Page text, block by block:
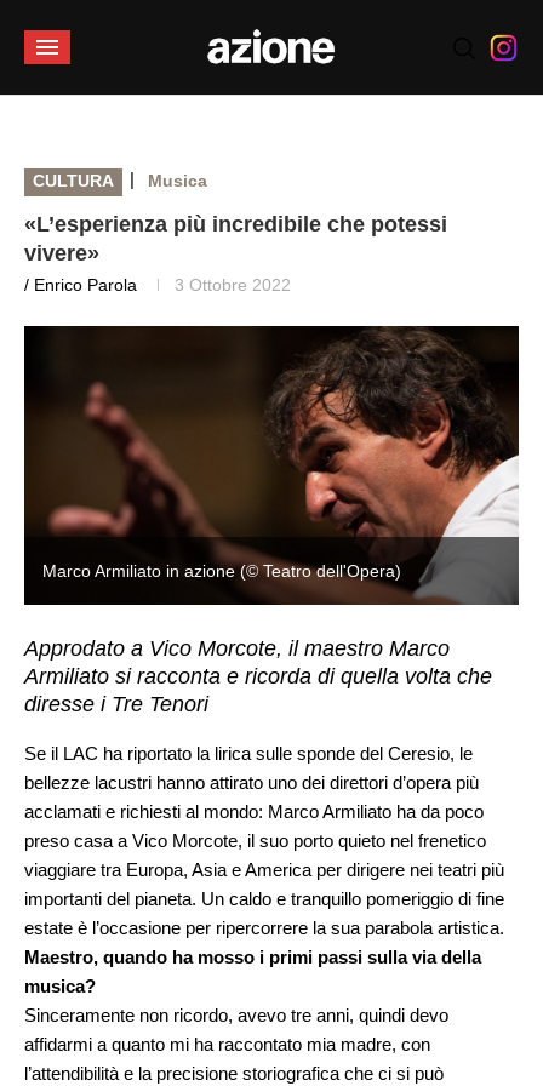
CULTURA | Musica
«L’esperienza più incredibile che potessi
vivere»
/ Enrico Parola 3 Ottobre 2022
Marco Armiliato in azione (© Teatro dell'Opera)
Approdato a Vico Morcote, il maestro Marco
Armiliato si racconta e ricorda di quella volta che
diresse i Tre Tenori
Se il LAC ha riportato la lirica sulle sponde del Ceresio, le
bellezze lacustri hanno attirato uno dei direttori d’opera più
acclamati e richiesti al mondo: Marco Armiliato ha da poco
preso casa a Vico Morcote, il suo porto quieto nel frenetico
viaggiare tra Europa, Asia e America per dirigere nei teatri più
importanti del pianeta. Un caldo e tranquillo pomeriggio di fine
estate è l’occasione per ripercorrere la sua parabola artistica.
Maestro, quando ha mosso i primi passi sulla via della
musica?
Sinceramente non ricordo, avevo tre anni, quindi devo
affidarmi a quanto mi ha raccontato mia madre, con
l’attendibilità e la precisione storiografica che ci si può